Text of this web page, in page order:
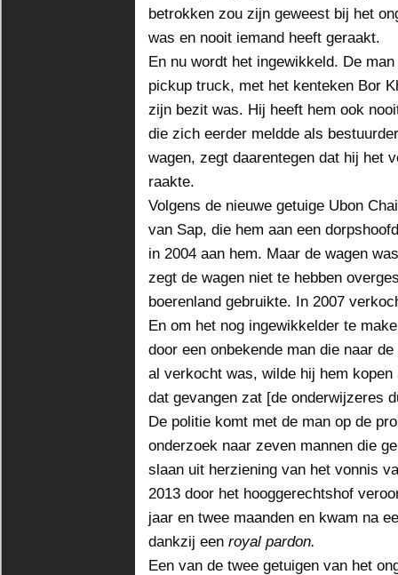
betrokken zou zijn geweest bij het
was en nooit iemand heeft geraakt.
En nu wordt het ingewikkeld. De
pickup truck, met het kenteken Bor
zijn bezit was. Hij heeft hem ook
die zich eerder meldde als
wagen, zegt daarentegen dat hij het
raakte.
Volgens de nieuwe getuige Ubon
van Sap, die hem aan een
in 2004 aan hem. Maar de wagen
zegt de wagen niet te hebben
boerenland gebruikte. In 2007
En om het nog ingewikkelder te
door een onbekende man die naar
al verkocht was, wilde hij hem
dat gevangen zat [de onderwijzeres
De politie komt met de man op de
onderzoek naar zeven mannen die
slaan uit herziening van het vonnis
2013 door het hooggerechtshof
jaar en twee maanden en kwam na
dankzij een royal pardon.
Een van de twee getuigen van het